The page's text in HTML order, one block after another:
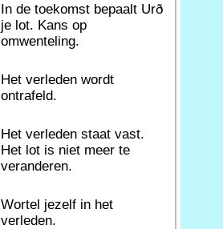
In de toekomst bepaalt Urð
je lot. Kans op
omwenteling.
Het verleden wordt
ontrafeld.
Het verleden staat vast.
Het lot is niet meer te
veranderen.
Wortel jezelf in het
verleden.